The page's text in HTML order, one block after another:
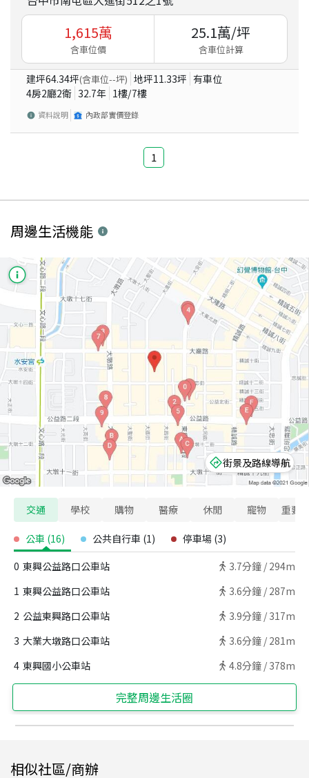
1,615萬
含車位價
25.1萬/坪
含車位計算
建坪64.34坪(含車位--坪) 地坪11.33坪 有車位
4房2廳2衛 32.7年 1樓/7樓
資料說明 內政部實價登錄
1
周邊生活機能
街景及路線導航
交通 學校 購物 醫療 休閒 寵物 重要
公車 (16) 公共自行車 (1) 停車場 (3)
0 東興公益路口公車站 3.7分鐘 / 294m
1 東興公益路口公車站 3.6分鐘 / 287m
2 公益東興路口公車站 3.9分鐘 / 317m
3 大業大墩路口公車站 3.6分鐘 / 281m
4 東興國小公車站 4.8分鐘 / 378m
完整周邊生活圈
相似社區/商辦